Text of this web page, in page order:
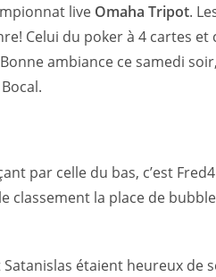
live Omaha Tripot.
Celui du poker à 4 cartes et
ambiance ce samedi
par celle du bas, c’est
classement la place de
Satanislas étaient heureux de